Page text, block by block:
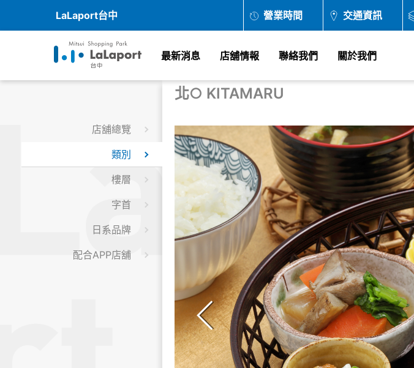
LaLaport台中 營業時間 交通資訊
最新消息 店舖情報 聯絡我們 關於我們
店舖總覽
類別
樓層
字首
日系品牌
配合APP店舖
北○ KITAMARU